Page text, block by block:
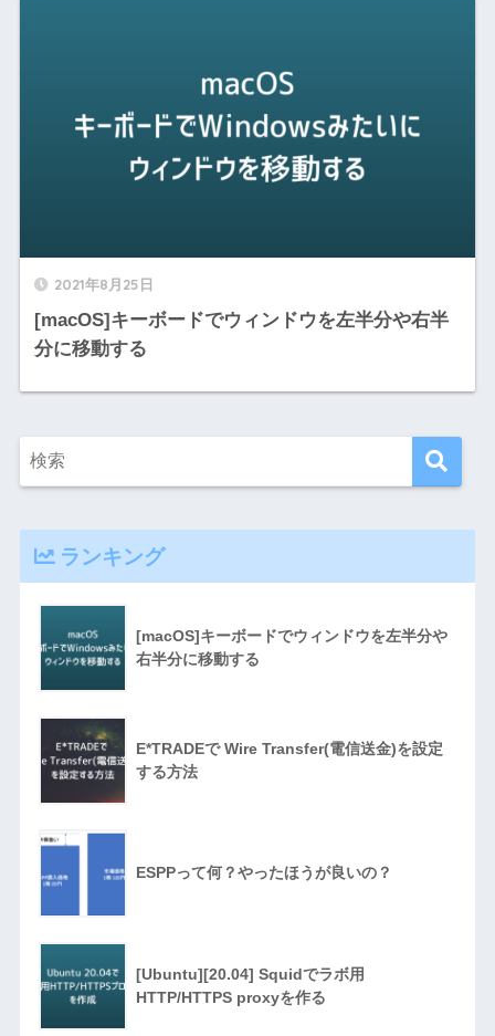
2021年8月25日
[macOS]キーボードでウィンドウを左半分や右半
分に移動する
ランキング
[macOS]キーボードでウィンドウを左半分や
右半分に移動する
E*TRADEで Wire Transfer(電信送金)を設定
する方法
ESPPって何？やったほうが良いの？
[Ubuntu][20.04] Squidでラボ用
HTTP/HTTPS proxyを作る